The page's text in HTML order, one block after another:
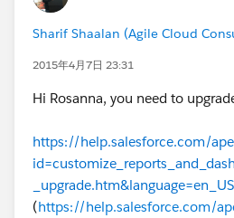
Sharif Shaalan (Agile Cloud
2015年4月7日 23:31
Hi Rosanna, you need to
https://help.salesforce.com/
_upgrade.htm&language=en_US
(https://help.salesforce.com/